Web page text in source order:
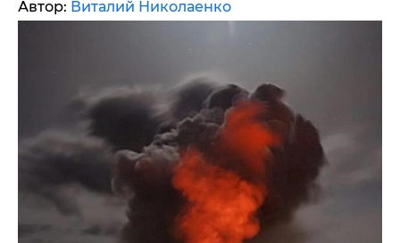
Автор: Виталий Николаенко